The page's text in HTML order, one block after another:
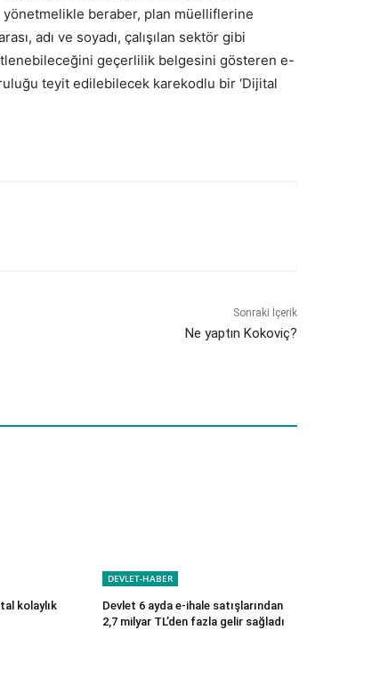
yönetmelikle beraber, plan müelliflerine
adı ve soyadı, çalışılan sektör gibi
geçerlilik belgesini gösteren e-
teyit edilebilecek karekodlu bir ‘Dijital
Sonraki İçerik
Ne yaptın Kokoviç?
kolaylık
DEVLET-HABER
Devlet 6 ayda e-ihale satışlarından
2,7 milyar TL’den fazla gelir sağladı